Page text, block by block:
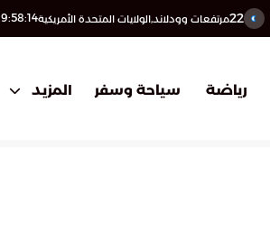
22مرتفعات وودلاند,الولايات المتحدة الأمريكية9:58:15
رياضة سياحة وسفر المزيد